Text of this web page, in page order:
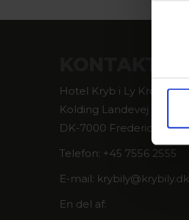
Hotel Kryb i Ly Kro
Kolding Landevej 160,
DK-7000 Fredericia
Telefon: +45 7556 2555
E-mail: krybily@krybily.dk
En del af: